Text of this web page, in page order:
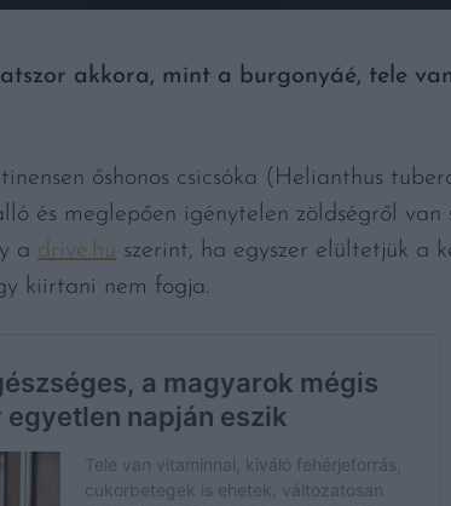
akkora, mint a burgonyáé, tele
őshonos csicsóka (Helianthus
és meglepően igénytelen zöldségről
a drive.hu szerint, ha egyszer elültetjük a
kiirtani nem fogja.